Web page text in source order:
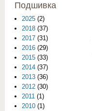
Подшивка
2025 (2)
2018 (37)
2017 (31)
2016 (29)
2015 (33)
2014 (37)
2013 (36)
2012 (30)
2011 (1)
2010 (1)